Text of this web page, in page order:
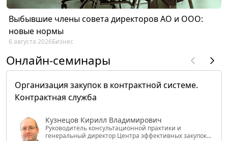
Выбывшие члены совета директоров АО и ООО:
новые нормы
6 августа 2026Бизнес
Онлайн-семинары
Организация закупок в контрактной системе.
Контрактная служба
Кузнецов Кирилл Владимирович
Руководитель консультационной практики и
генеральный директор Центра эффективных закупок